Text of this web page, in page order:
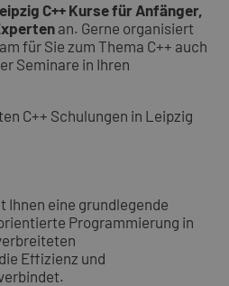
C++ Kurse für Anfänger,
an. Gerne organisiert
für Sie zum Thema C++ auch
Seminare in Ihren
C++ Schulungen in Leipzig
Ihnen eine grundlegende
Programmierung in
Effizienz und